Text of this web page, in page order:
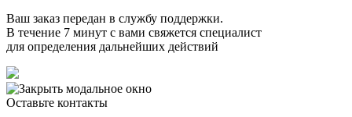
Ваш заказ передан в службу поддержки.
В течение 7 минут с вами свяжется специалист
для определения дальнейших действий
Оставьте контакты